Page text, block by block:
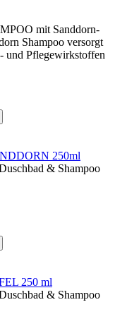
mit Sanddorn-
Shampoo versorgt
und Pflegewirkstoffen
250ml
& Shampoo
250 ml
& Shampoo